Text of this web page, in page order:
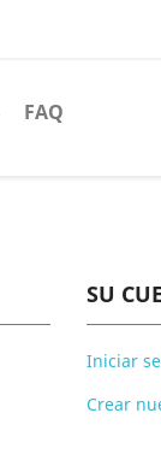
FAQ
SU
Iniciar
Crear